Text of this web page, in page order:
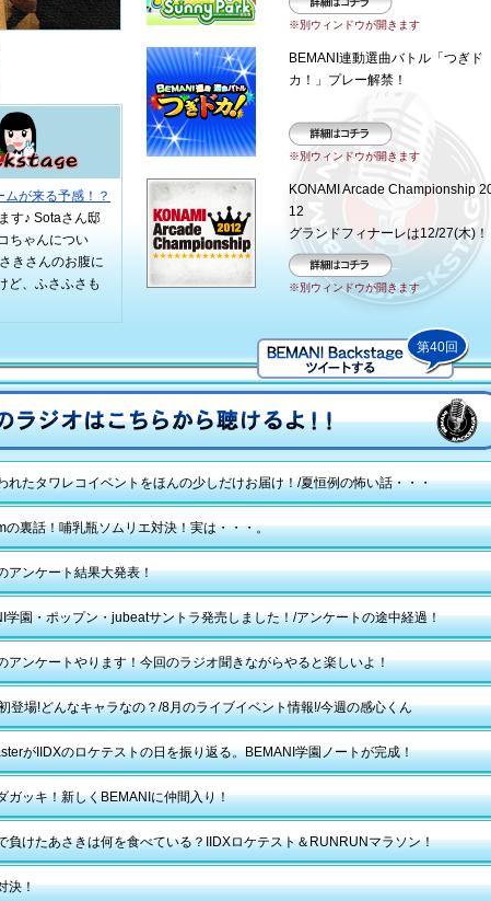
が来る予感！？
す♪ Sotaさん邸
ちゃんについ
きさんのお腹に
ど、ふさふさも
詳細はコチラ
※別ウィンドウが開きます
BEMANI連動選曲バトル「つぎド
カ！」プレー解禁！
詳細はコチラ
※別ウィンドウが開きます
KONAMI Arcade Championship
12
グランドフィナーレは12/27(木)！
詳細はコチラ
※別ウィンドウが開きます
第40回
れたタワレコイベントをほんの少しだけお届け！/夏恒例の怖い話・・・
の裏話！哺乳瓶ソムリエ対決！実は・・・。
アンケート結果大発表！
学園・ポップン・jubeatサントラ発売しました！/アンケートの途中経過！
アンケートやります！今回のラジオ聞きながらやると楽しいよ！
登場!どんなキャラなの？/8月のライブイベント情報!/今週の感心くん
がIIDXのロケテストの日を振り返る。BEMANI学園ノートが完成！
ガッキ！新しくBEMANIに仲間入り！
負けたあさきは何を食べている？IIDXロケテスト＆RUNRUNマラソン！
決！